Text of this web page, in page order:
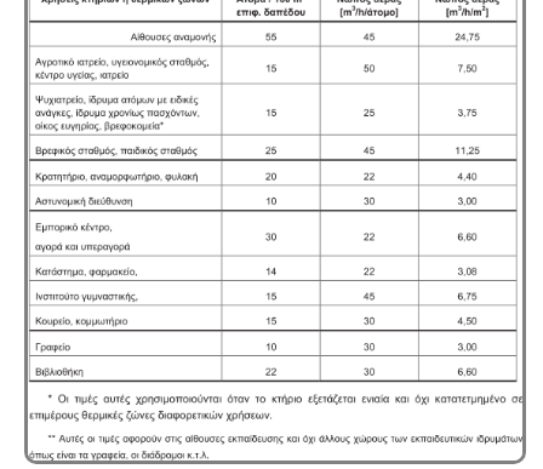
Συλλογή και μεταφορά αποβλήτων -
Η
δραστηριότητα συλλογής και μεταφοράς μη
επικίνδυνων αποβλήτων ασκείται μετά από την έκδοση
της σχετικής άδειας. Η άδεια εκδίδεται μετά από
την έγκριση της σχετικής περιβαλλοντικής μελέτης
οργάνωσης του δικτύου συλλογής και μεταφοράς.
Συλλογή και μεταφορά λιπαντικών - ορυκτέλαιων
δραστηριότητα συλλογής και μεταφοράς
επικίνδυνων
χρησιμοποιημένων ορυκτέλαιων - λιπαντικών ασκείται
μετά από την έκδοση άδειας επικινδύνων. Η άδεια
εκδίδεται μετά από την έγκριση της σχετικής
περιβαλλοντικής μελέτης οργάνωσης του δικτύου
συλλογής και μεταφοράς και της ασφάλισης
περιβαλλοντικής ευθύνης.